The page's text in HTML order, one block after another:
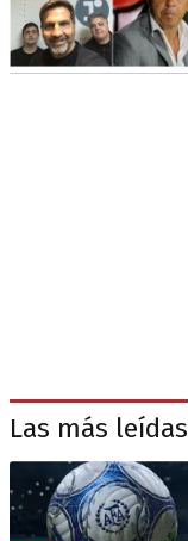
Las más leídas